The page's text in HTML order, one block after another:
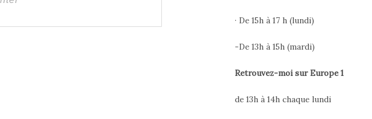
· De 15h à 17 h (lundi)
-De 13h à 15h (mardi)
Retrouvez-moi sur Europe 1
de 13h à 14h chaque lundi